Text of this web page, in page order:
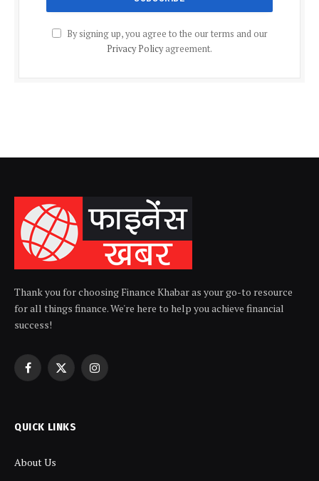
By signing up, you agree to the our terms and our
Privacy Policyagreement.
Thank you for choosing Finance Khabar as your go-to resource
for all things finance. We're here to help you achieve financial
success!
Facebook
X
Instagram
QUICK LINKS
About Us